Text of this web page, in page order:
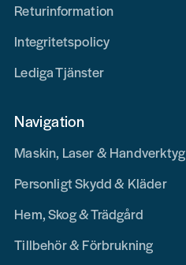
Returinformation
Integritetspolicy
Lediga Tjänster
Navigation
Maskin, Laser & Handverktyg
Personligt Skydd & Kläder
Hem, Skog & Trädgård
Tillbehör & Förbrukning